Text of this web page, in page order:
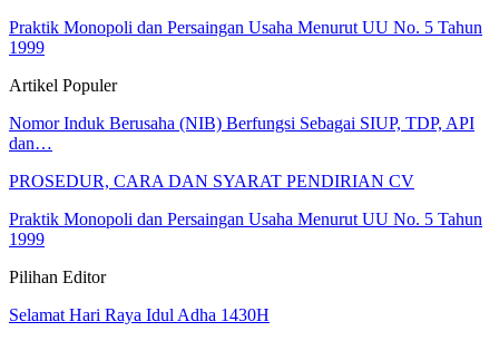
Praktik Monopoli dan Persaingan Usaha Menurut UU No. 5 Tahun
1999
Artikel Populer
Nomor Induk Berusaha (NIB) Berfungsi Sebagai SIUP, TDP, API
dan…
PROSEDUR, CARA DAN SYARAT PENDIRIAN CV
Praktik Monopoli dan Persaingan Usaha Menurut UU No. 5 Tahun
1999
Pilihan Editor
Selamat Hari Raya Idul Adha 1430H